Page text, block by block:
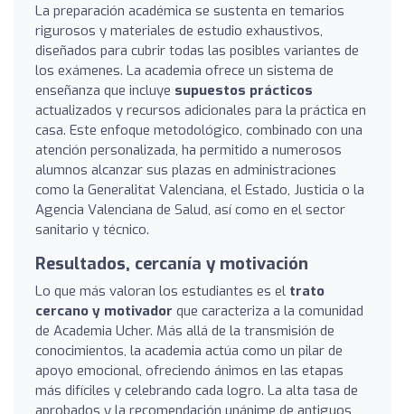
La preparación académica se sustenta en temarios
rigurosos y materiales de estudio exhaustivos,
diseñados para cubrir todas las posibles variantes de
los exámenes. La academia ofrece un sistema de
enseñanza que incluye supuestos prácticos
actualizados y recursos adicionales para la práctica en
casa. Este enfoque metodológico, combinado con una
atención personalizada, ha permitido a numerosos
alumnos alcanzar sus plazas en administraciones
como la Generalitat Valenciana, el Estado, Justicia o la
Agencia Valenciana de Salud, así como en el sector
sanitario y técnico.
Resultados, cercanía y motivación
Lo que más valoran los estudiantes es el trato
cercano y motivador que caracteriza a la comunidad
de Academia Ucher. Más allá de la transmisión de
conocimientos, la academia actúa como un pilar de
apoyo emocional, ofreciendo ánimos en las etapas
más difíciles y celebrando cada logro. La alta tasa de
aprobados y la recomendación unánime de antiguos